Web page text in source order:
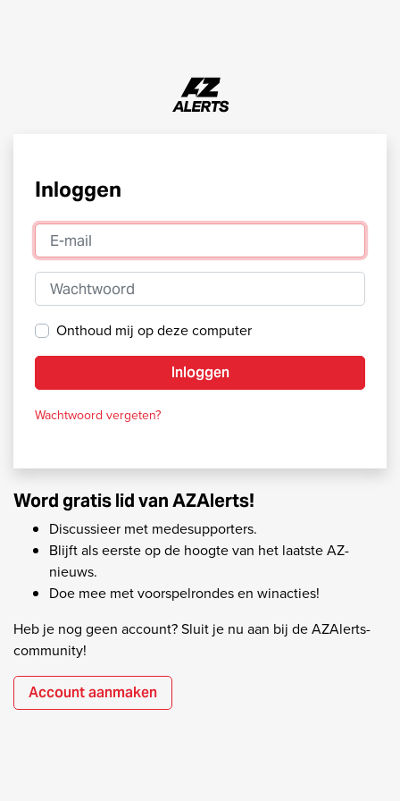
Inloggen
E-mail
Wachtwoord
Onthoud mij op deze computer
Inloggen
Wachtwoord vergeten?
Word gratis lid van AZAlerts!
Discussieer met medesupporters.
Blijft als eerste op de hoogte van het laatste AZ-
nieuws.
Doe mee met voorspelrondes en winacties!
Heb je nog geen account? Sluit je nu aan bij de AZAlerts-
community!
Account aanmaken